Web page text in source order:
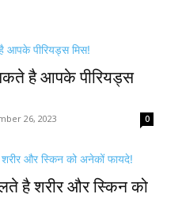
है आपके पीरियड्स
26, 2023 0
है शरीर और स्किन को